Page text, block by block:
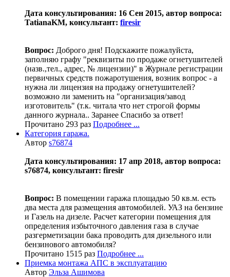
Дата консультирования: 16 Сен 2015, автор вопроса:
TatianaKM, консультант: firesir
Вопрос: Доброго дня! Подскажите пожалуйста,
заполняю графу "реквизиты по продаже огнетушителей
(назв.,тел., адрес, № лицензии)" в Журнале регистрации
первичных средств пожаротушения, возник вопрос - а
нужна ли лицензия на продажу огнетушителей?
возможно ли заменить на "организация/завод
изготовитель" (т.к. читала что нет строгой формы
данного журнала.. Заранее Спасибо за ответ!
Прочитано 293 раз Подробнее ...
Категория гаража.
Автор s76874
Дата консультирования: 17 апр 2018, автор вопроса:
s76874, консультант: firesir
Вопрос: В помещении гаража площадью 50 кв.м. есть
два места для размещения автомобилей. УАЗ на бензине
и Газель на дизеле. Расчет категории помещения для
определения избыточного давления газа в случае
разгерметизации бака проводить для дизельного или
бензинового автомобиля?
Прочитано 1515 раз Подробнее ...
Приемка монтажа АПС в эксплуатацию
Автор Эльза Ашимова